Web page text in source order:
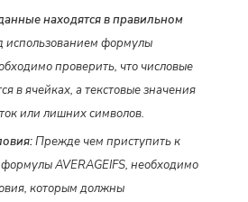
находятся в правильном
использованием формулы
проверить, что числовые
в ячейках, а текстовые значения
или лишних символов.
Прежде чем приступить к
AVERAGEIFS, необходимо
которым должны